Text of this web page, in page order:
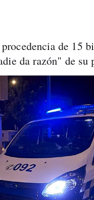
de 15
da razón" de su